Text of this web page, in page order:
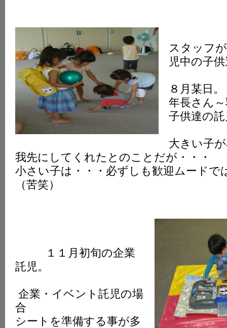
スタッフ
児中の子
８月某日。
年長さん
子供達の
大きい子
我先にしてくれたとのことだが・・・
小さい子は・・・必ずしも歓迎ムードで
（苦笑）
１１月初旬の企業
託児。
企業・イベント託児の場
合
シートを準備する事が多